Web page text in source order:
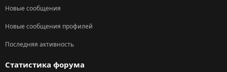
Новые сообщения
Новые сообщения профилей
Последняя активность
Статистика форума